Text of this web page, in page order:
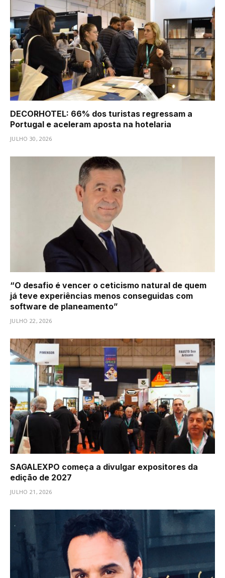
DECORHOTEL: 66% dos turistas regressam a
Portugal e aceleram aposta na hotelaria
JULHO 30, 2026
“O desafio é vencer o ceticismo natural de quem
já teve experiências menos conseguidas com
software de planeamento”
JULHO 22, 2026
SAGALEXPO começa a divulgar expositores da
edição de 2027
JULHO 21, 2026